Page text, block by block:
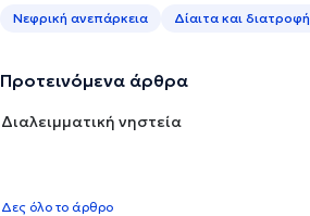
Νεφρική ανεπάρκεια Δίαιτα και διατροφή
Προτεινόμενα άρθρα
Διαλειμματική νηστεία
Δες όλο το άρθρο